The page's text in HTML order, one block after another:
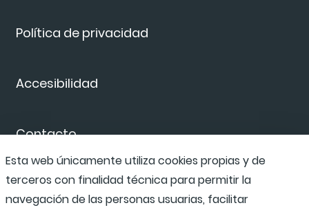
Política de privacidad
Accesibilidad
Contacto
Canal de denuncias
Esta web únicamente utiliza cookies propias y de
terceros con finalidad técnica para permitir la
navegación de las personas usuarias, facilitar